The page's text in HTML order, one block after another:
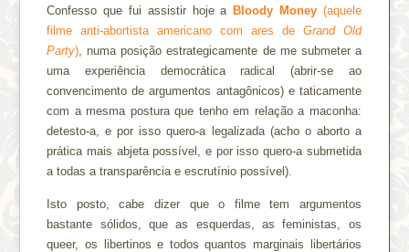
Confesso que fui assistir hoje a Bloody Money(aquele
filme anti-abortista americano com ares de Grand Old
Party) , numa posição estrategicamente de me submeter a
uma experiência democrática radical (abrir-se ao
convencimento de argumentos antagônicos) e taticamente
com a mesma postura que tenho em relação a maconha:
detesto-a, e por isso quero-a legalizada (acho o aborto a
prática mais abjeta possível, e por isso quero-a submetida
a todas a transparência e escrutínio possível).
Isto posto, cabe dizer que o filme tem argumentos
bastante sólidos, que as esquerdas, as feministas, os
queer, os libertinos e todos quantos marginais libertários